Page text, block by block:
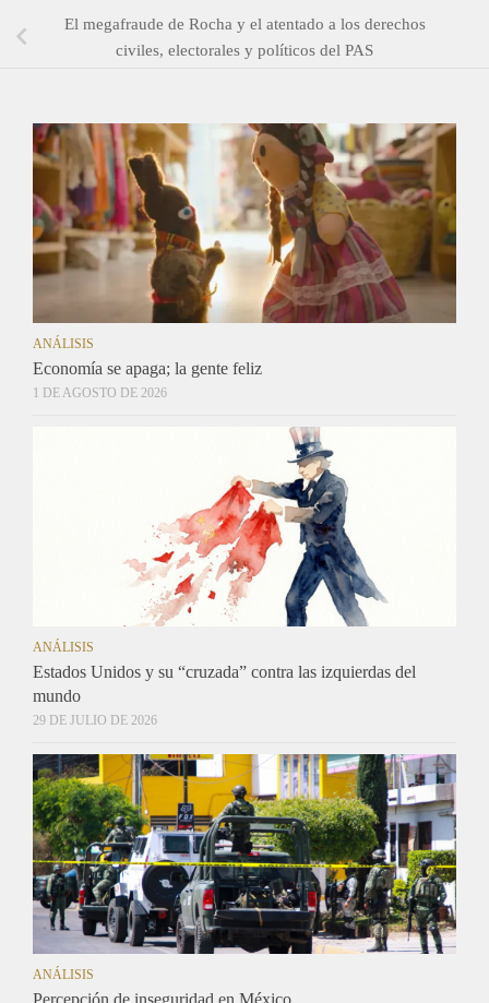
El megafraude de Rocha y el atentado a los derechos
civiles, electorales y políticos del PAS
ANÁLISIS
Economía se apaga; la gente feliz
1 DE AGOSTO DE 2026
ANÁLISIS
Estados Unidos y su “cruzada” contra las izquierdas del
mundo
29 DE JULIO DE 2026
ANÁLISIS
Percepción de inseguridad en México